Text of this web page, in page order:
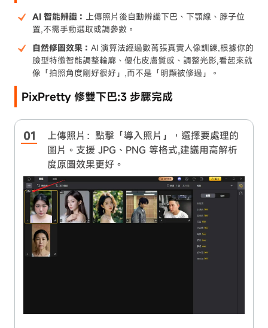
AI 智能辨識：
上傳照片後自動辨識下巴、下顎線、脖子位
置,不需手動選取或調參數。
自然修圖效果： AI 演算法經過數萬張真實人像訓練,根據你的
臉型特徵智能調整輪廓、優化皮膚質感、調整光影,看起來就
像「拍照角度剛好很好」,而不是「明顯被修過」。
PixPretty 修雙下巴:3 步驟完成
上傳照片：點擊「導入照片」，選擇要處理的
圖片。支援 JPG、PNG 等格式,建議用高解析
度原圖效果更好。